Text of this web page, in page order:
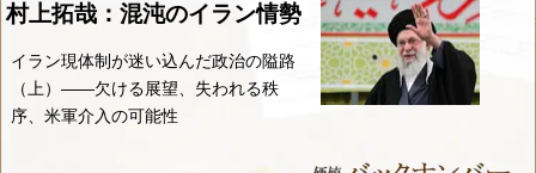
村上拓哉：混沌のイラン情勢
イラン現体制が迷い込んだ政治の隘路
（上）――欠ける展望、失われる秩
序、米軍介入の可能性